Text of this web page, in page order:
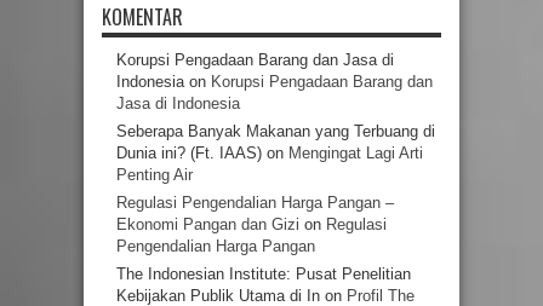
KOMENTAR
Korupsi Pengadaan Barang dan Jasa di
Indonesia on Korupsi Pengadaan Barang dan
Jasa di Indonesia
Seberapa Banyak Makanan yang Terbuang di
Dunia ini? (Ft. IAAS) on Mengingat Lagi Arti
Penting Air
Regulasi Pengendalian Harga Pangan –
Ekonomi Pangan dan Gizi on Regulasi
Pengendalian Harga Pangan
The Indonesian Institute: Pusat Penelitian
Kebijakan Publik Utama di In on Profil The